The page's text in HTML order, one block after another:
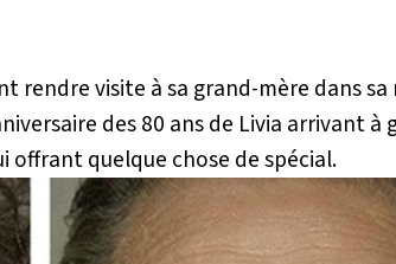
rendre visite à sa grand-mère dans sa
des 80 ans de Livia arrivant à
offrant quelque chose de spécial.